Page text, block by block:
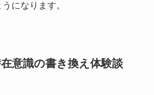
になります。
意識の書き換え体験談